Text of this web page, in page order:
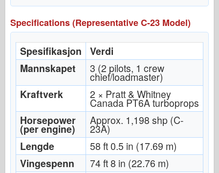
Specifications (Representative C-23 Model)
Spesifikasjon
Verdi
Mannskapet
3 (2 pilots, 1 crew
chief/loadmaster)
Kraftverk
2 × Pratt & Whitney
Canada PT6A turboprops
Horsepower
(per engine)
Approx. 1,198 shp (C-
23A)
Lengde
58 ft 0.5 in (17.69 m)
Vingespenn
74 ft 8 in (22.76 m)